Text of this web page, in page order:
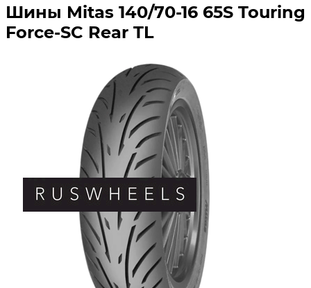
Шины Mitas 140/70-16 65S Touring
Force-SC Rear TL